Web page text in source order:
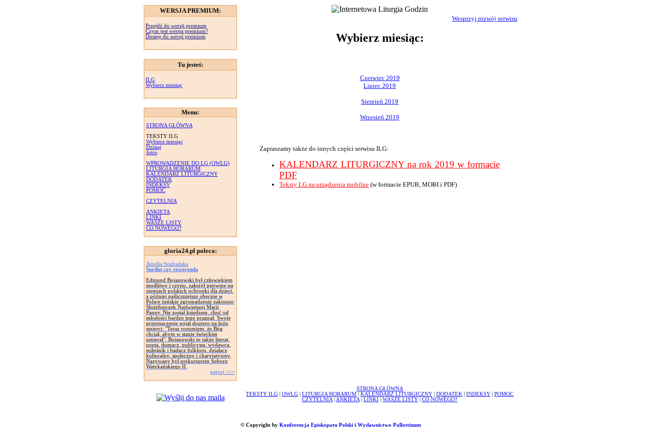
WERSJA PREMIUM:
Przejdź do wersji premium
Czym jest wersja premium?
Dostęp do wersji premium
Tu jesteś:
ILG
Wybierz miesiąc
Menu:
STRONA GŁÓWNA
TEKSTY ILG
Wybierz miesiąc
Dzisiaj
Jutro
WPROWADZENIE DO LG (OWLG)
LITURGIA HORARUM
KALENDARZ LITURGICZNY
DODATEK
INDEKSY
POMOC
CZYTELNIA
ANKIETA
LINKI
WASZE LISTY
CO NOWEGO?
gloria24.pl poleca:
Amelia Szafrańska
Surdut czy rewerenda
Edmund Bojanowski był człowiekiem
modlitwy i czynu, założył pierwsze na
ziemiach polskich ochronki dla dzieci,
a później najliczniejsze obecnie w
Polsce żeńskie zgromadzenie zakonnic
Służebniczek Najświętszej Marii
Panny. Nie został księdzem, choć od
młodości bardzo tego pragnął. Swoje
przeznaczenie pojął dopiero na łożu
smierci: "Teraz rozumiem, że Bóg
chciał, abym w stanie świeckim
umierał". Bojanowski to także literat,
poeta, tłumacz, publicysta, wydawca,
miłośnik i badacz folkloru, działacz
kulturalny, społeczny i charytatywny.
Nazywany był prekursorem Soboru
Watykańskiego II.
więcej >>>
Wesprzyj rozwój serwisu
Wybierz miesiąc:
Czerwiec 2019
Lipiec 2019
Sierpień 2019
Wrzesień 2019
Zapraszamy także do innych części serwisu ILG:
KALENDARZ LITURGICZNY na rok 2019 w formacie
PDF
Teksty LG na urządzenia mobilne (w formacie EPUB, MOBI i PDF)
STRONA GŁÓWNA
TEKSTY ILG
OWLG LITURGIA HORARUM KALENDARZ LITURGICZNY DODATEK INDEKSY
POMOC
CZYTELNIA
ANKIETA LINKI WASZE LISTY CO NOWEGO?
© Copyright by Konferencja Episkopatu Polskii Wydawnictwo Pallottinum